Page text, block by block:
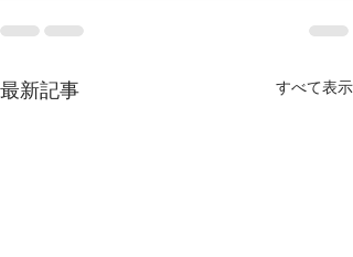
最新記事 すべて表示